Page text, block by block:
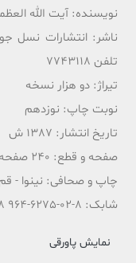
نویسنده: آیت الله
ناشر: انتشارات نسل
تلفن 7743118
تیراژ: دو هزار نسخه
نوبت چاپ: نوزدهم
تاریخ انتشار: 1387 ش
صفحه و قطع: 240 صفحه جیبی
چاپ و صحافی: نینوا - قم -
شابک: 8-02-6275-964 ISBN 964-6275-02-8
نمایش پاورقی